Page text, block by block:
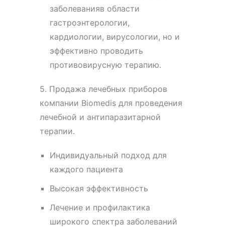
заболеванияв области
гастроэнтерологии,
кардиологии, вирусологии, но и
эффективно проводить
противовирусную терапию.
5. Продажа лечебных приборов
компании Biomedis для проведения
лечебной и антипаразитарной
терапии.
Индивидуальный подход для
каждого пациента
Высокая эффективность
Лечение и профилактика
широкого спектра заболеваний